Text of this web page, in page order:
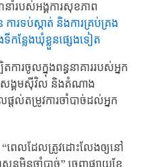
នាំ​របស់​អង្គការ​សុខភាព​
ការទប់ស្កាត់​ និងការគ្រប់គ្រង​
ទីកន្លែង​ឃុំខ្លួន​ផ្សេងទៀត
ការចូល​ក្នុងពន្ធនាគារ​របស់​អ្នក
រីសង្គមស៊ីវិល ​និងតំណាង​
ដល់​តម្រូវការ​ចាំបាច់​ដល់អ្នក
ពេល​ដែល​ត្រូវ​ដោះ​លែង​ឲ្យ​នៅ​